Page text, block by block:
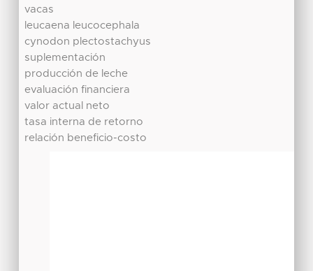
vacas
leucaena leucocephala
cynodon plectostachyus
suplementación
producción de leche
evaluación financiera
valor actual neto
tasa interna de retorno
relación beneficio-costo